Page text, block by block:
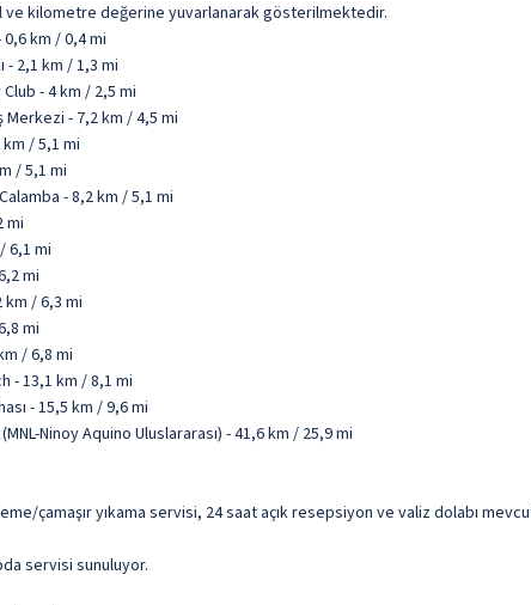
ve kilometre değerine yuvarlanarak gösterilmektedir.
0,6 km / 0,4 mi
- 2,1 km / 1,3 mi
- 4 km / 2,5 mi
Merkezi - 7,2 km / 4,5 mi
/ 5,1 mi
/ 5,1 mi
- 8,2 km / 5,1 mi
mi
6,1 mi
mi
km / 6,3 mi
mi
/ 6,8 mi
- 13,1 km / 8,1 mi
- 15,5 km / 9,6 mi
Ninoy Aquino Uluslararası) - 41,6 km / 25,9 mi
çamaşır yıkama servisi, 24 saat açık resepsiyon ve valiz dolabı
servisi sunuluyor.